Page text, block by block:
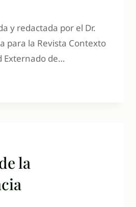
y redactada por el Dr.
para la Revista Contexto
Externado de…
la